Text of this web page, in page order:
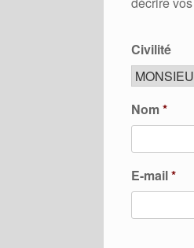
Civilité
Nom*
E-mail*